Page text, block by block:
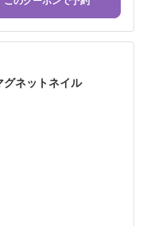
グネットネイル